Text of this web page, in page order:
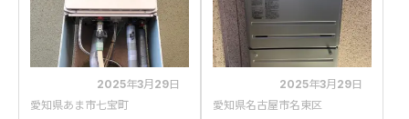
換
2025年3月29日
愛知県あま市七宝町
2025年3月29日
愛知県名古屋市名東区